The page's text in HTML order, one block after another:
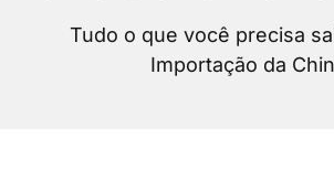
Tudo o que você precisa
Importação da